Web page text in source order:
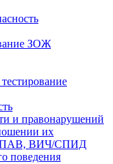
ЗОЖ
и правонарушений
их
ПАВ, ВИЧ/СПИД
поведения